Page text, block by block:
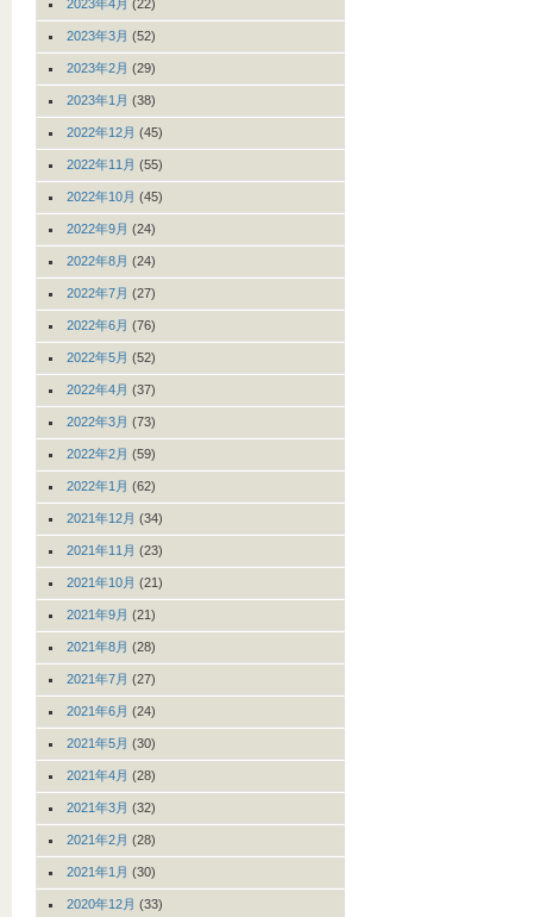
2023年4月 (22)
2023年3月 (52)
2023年2月 (29)
2023年1月 (38)
2022年12月 (45)
2022年11月 (55)
2022年10月 (45)
2022年9月 (24)
2022年8月 (24)
2022年7月 (27)
2022年6月 (76)
2022年5月 (52)
2022年4月 (37)
2022年3月 (73)
2022年2月 (59)
2022年1月 (62)
2021年12月 (34)
2021年11月 (23)
2021年10月 (21)
2021年9月 (21)
2021年8月 (28)
2021年7月 (27)
2021年6月 (24)
2021年5月 (30)
2021年4月 (28)
2021年3月 (32)
2021年2月 (28)
2021年1月 (30)
2020年12月 (33)